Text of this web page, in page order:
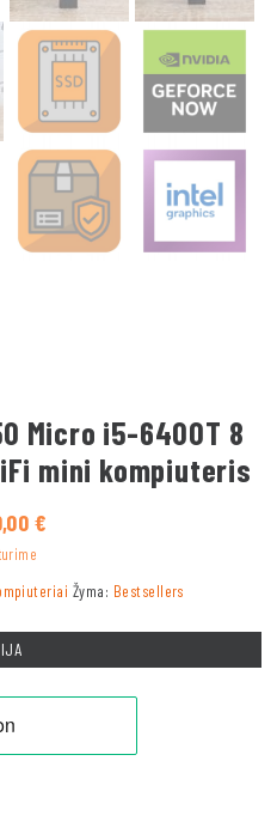
Micro i5-6400T 8
mini kompiuteris
€
Žyma: Bestsellers